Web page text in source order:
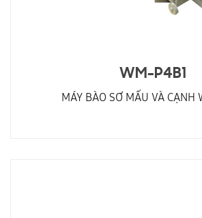
WM-P4B1
MÁY BÀO SƠ MẤU VÀ CẠNH